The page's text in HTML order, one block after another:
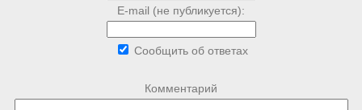
E-mail (не публикуется):
Сообщить об ответах
Комментарий